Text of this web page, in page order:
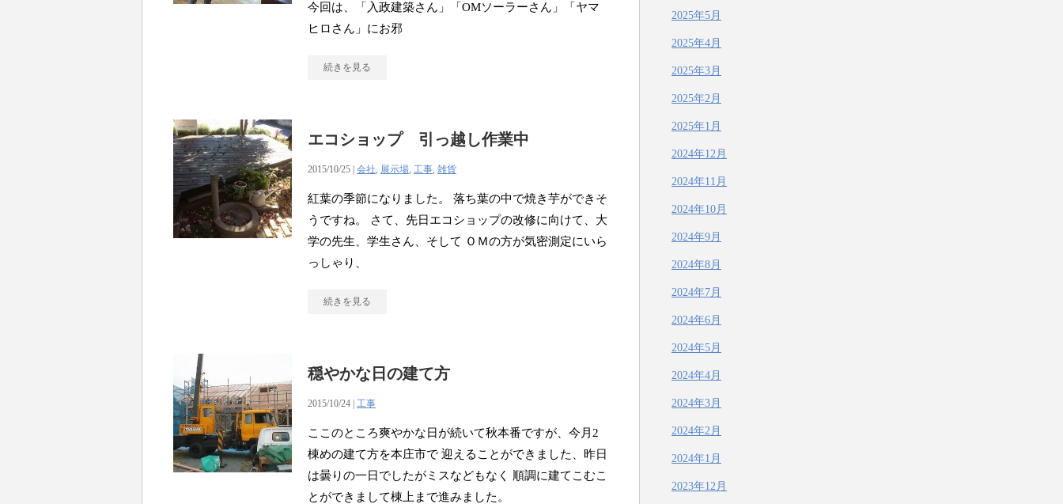
今回は、「入政建築さん」「OMソーラーさん」「ヤマ
ヒロさん」にお邪
続きを見る
エコショップ 引っ越し作業中
2015/10/25 | 会社, 展示場, 工事, 雑貨
紅葉の季節になりました。 落ち葉の中で焼き芋ができそ
うですね。 さて、先日エコショップの改修に向けて、大
学の先生、学生さん、そして ＯＭの方が気密測定にいら
っしゃり、
続きを見る
穏やかな日の建て方
2015/10/24 | 工事
ここのところ爽やかな日が続いて秋本番ですが、今月2
棟めの建て方を本庄市で 迎えることができました、昨日
は曇りの一日でしたがミスなどもなく 順調に建てこむこ
とができまして棟上まで進みました。
2025年5月
2025年4月
2025年3月
2025年2月
2025年1月
2024年12月
2024年11月
2024年10月
2024年9月
2024年8月
2024年7月
2024年6月
2024年5月
2024年4月
2024年3月
2024年2月
2024年1月
2023年12月